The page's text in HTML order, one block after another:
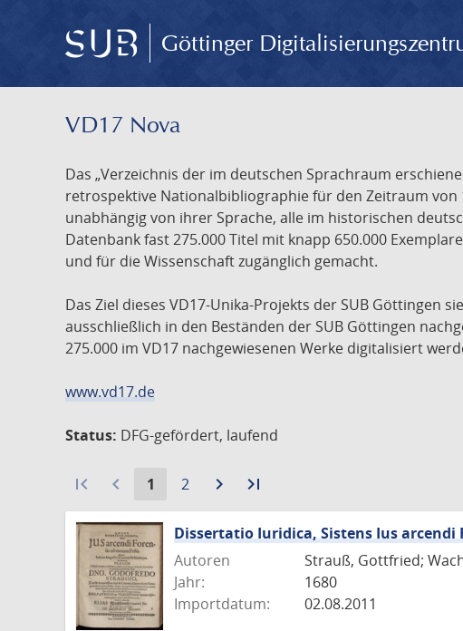
Göttinger
VD17 Nova
Das „Verzeichnis der im deutschen Sprachraum
retrospektive Nationalbibliographie für den Zeitraum von
unabhängig von ihrer Sprache, alle im historischen
Datenbank fast 275.000 Titel mit knapp 650.000
und für die Wissenschaft zugänglich gemacht.
Das Ziel dieses VD17-Unika-Projekts der SUB Göttingen
ausschließlich in den Beständen der SUB Göttingen
275.000 im VD17 nachgewiesenen Werke digitalisiert
www.vd17.de
Status: DFG-gefördert, laufend
first_page navigate_before
Aktuelle
1
Gehe
Seite
2 navigate_next
Zur
Seite
last_page
Seite
Dissertatio Iuridica, Sistens Ius arcendi
Autoren
Strauß, Gottfried;
Jahr:
1680
Importdatum:
02.08.2011